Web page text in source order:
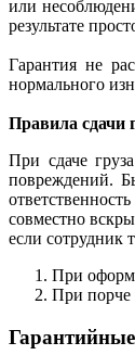
или
результате
Гарантия не
нормального
Правила сдачи
При сдаче
повреждений.
совместно
если сотрудник
При
При порче